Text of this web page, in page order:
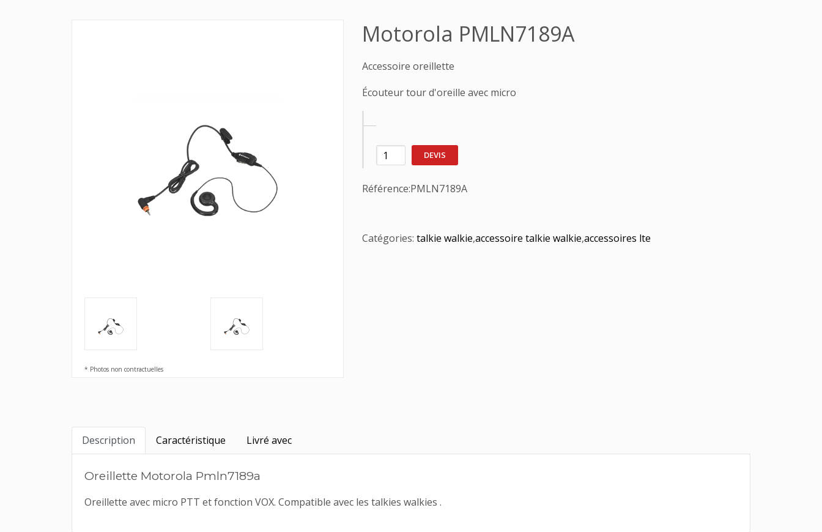
* Photos non contractuelles
Motorola PMLN7189A
Accessoire oreillette
Écouteur tour d'oreille avec micro
DEVIS
Référence:PMLN7189A
Catégories: talkie walkie,accessoire talkie walkie,accessoires lte
Description Caractéristique Livré avec
Oreillette Motorola Pmln7189a
Oreillette avec micro PTT et fonction VOX. Compatible avec les talkies walkies .